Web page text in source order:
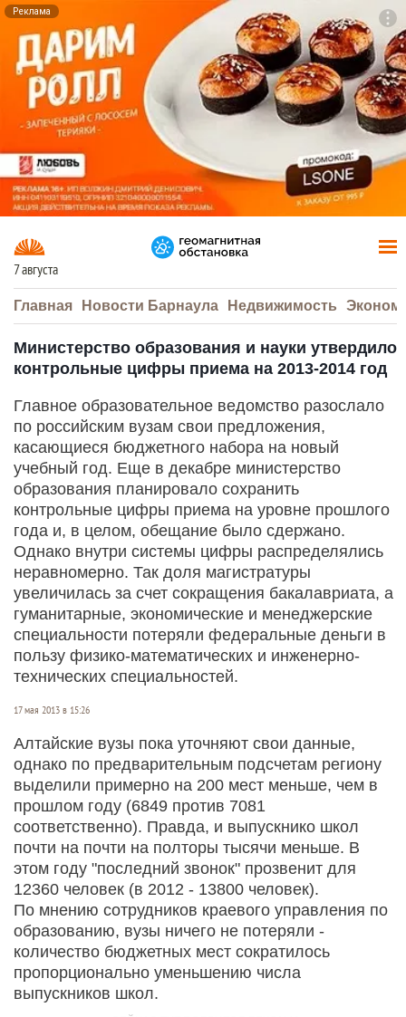
Реклама
7 августа
Главная Новости Барнаула Недвижимость
Министерство образования и науки утвердило
контрольные цифры приема на 2013-2014 год
Главное образовательное ведомство разослало
по российским вузам свои предложения,
касающиеся бюджетного набора на новый
учебный год. Еще в декабре министерство
образования планировало сохранить
контрольные цифры приема на уровне прошлого
года и, в целом, обещание было сдержано.
Однако внутри системы цифры распределялись
неравномерно. Так доля магистратуры
увеличилась за счет сокращения бакалавриата, а
гуманитарные, экономические и менеджерские
специальности потеряли федеральные деньги в
пользу физико-математических и инженерно-
технических специальностей.
17 мая 2013 в 15:26
Алтайские вузы пока уточняют свои данные,
однако по предварительным подсчетам региону
выделили примерно на 200 мест меньше, чем в
прошлом году (6849 против 7081
соответственно). Правда, и выпускнико школ
почти на почти на полторы тысячи меньше. В
этом году "последний звонок" прозвенит для
12360 человек (в 2012 - 13800 человек).
По мнению сотрудников краевого управления по
образованию, вузы ничего не потеряли -
количество бюджетных мест сократилось
пропорционально уменьшению числа
выпускников школ.